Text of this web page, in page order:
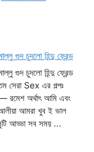
গুদ চুদলো হিন্দু ফ্রেন্ড
গুদ চুদলো হিন্দু ফ্রেন্ড
সেরা Sex এর গল্পঃ
রমেশ অর্থাৎ আমি এবং
আমরা খুব ই ভাল
আড্ডা সব সময় ...